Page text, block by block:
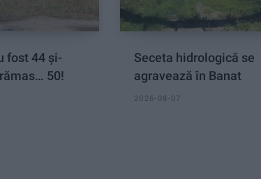
fost 44 și-
50!
Seceta hidrologică se
agravează în Banat
2026-08-07